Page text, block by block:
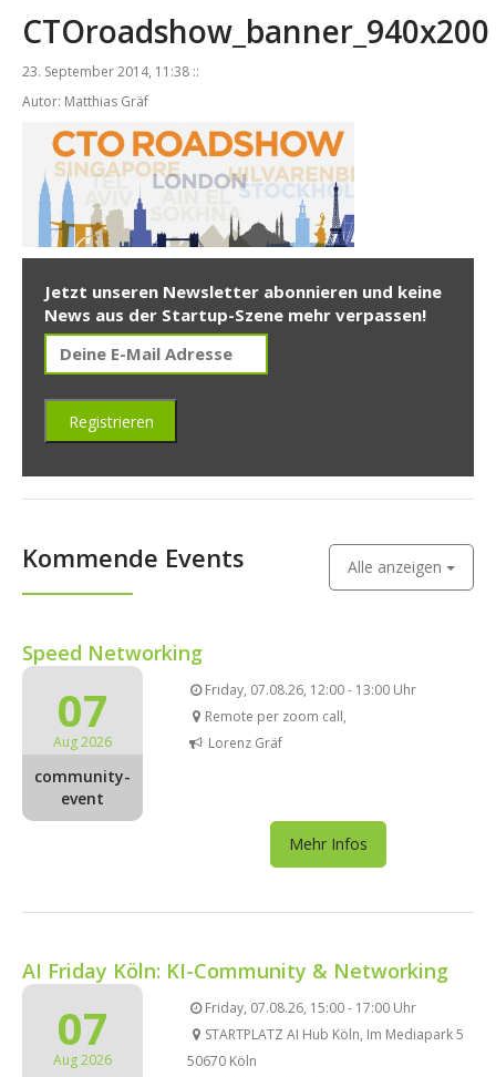
CTOroadshow_banner_940x200
23. September 2014, 11:38 ::
Autor: Matthias Gräf
Jetzt unseren Newsletter abonnieren und keine
News aus der Startup-Szene mehr verpassen!
Kommende Events Alle anzeigen
Speed Networking
07
Aug 2026
community-
event
Friday, 07.08.26, 12:00 - 13:00 Uhr
Remote per zoom call,
Lorenz Gräf
Mehr Infos
AI Friday Köln: KI-Community & Networking
07
Aug 2026
Friday, 07.08.26, 15:00 - 17:00 Uhr
STARTPLATZ AI Hub Köln, Im Mediapark 5
50670 Köln